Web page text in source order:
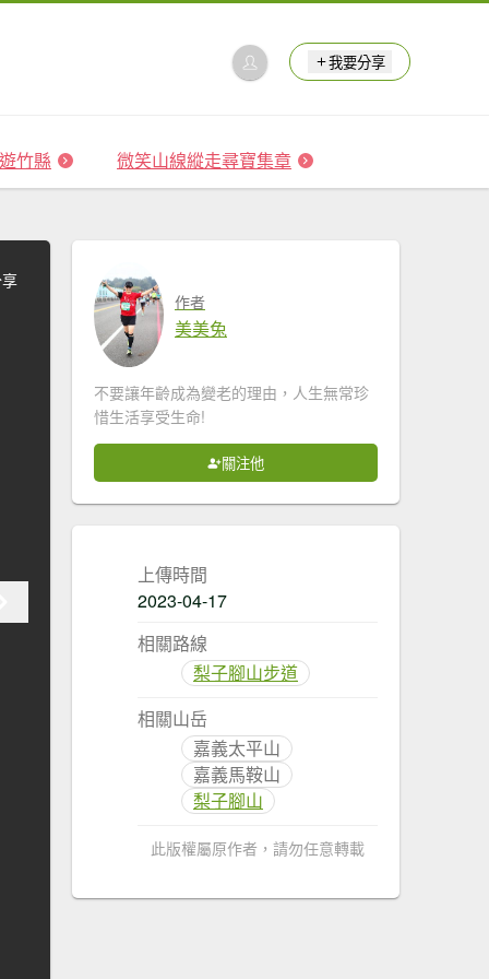
我要分享
竹縣 微笑山線縱走尋寶集章
作者
美美兔
不要讓年齡成為變老的理由，人生無常珍
惜生活享受生命!
關注他
上傳時間
2023-04-17
相關路線
梨子腳山步道
相關山岳
嘉義太平山
嘉義馬鞍山
梨子腳山
此版權屬原作者，請勿任意轉載